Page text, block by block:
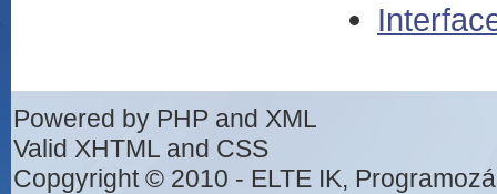
Powered by PHP and XML
Valid XHTML and CSS
Copgyright © 2010 - ELTE IK,